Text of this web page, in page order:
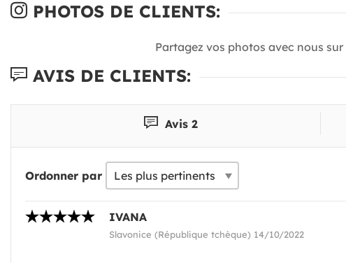
PHOTOS DE CLIENTS:
Partagez vos photos avec nous sur
AVIS DE CLIENTS:
Avis 2
Ordonner par
IVANA
Slavonice (République tchèque) 14/10/2022